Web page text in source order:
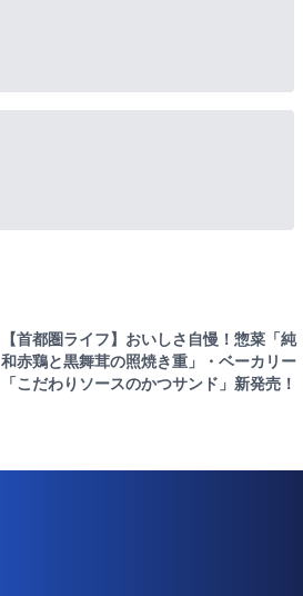
【首都圏ライフ】おいしさ自慢！惣菜「純
和赤鶏と黒舞茸の照焼き重」・ベーカリー
「こだわりソースのかつサンド」新発売！